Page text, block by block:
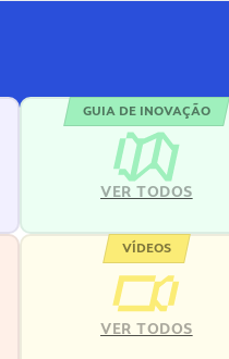
GUIA DE INOVAÇÃO
VER TODOS
VÍDEOS
VER TODOS